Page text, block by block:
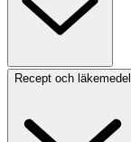
Recept och läkemedel